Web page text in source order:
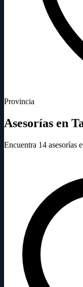
Provincia
Asesorías en
Encuentra 14 asesorías